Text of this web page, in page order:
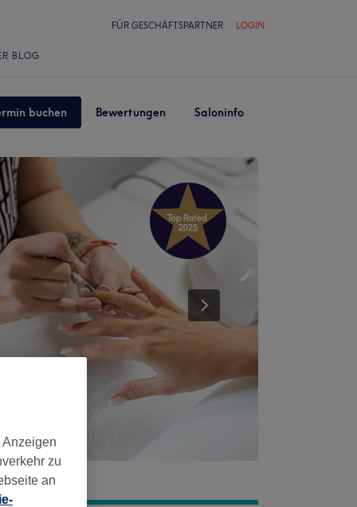
FÜR GESCHÄFTSPARTNER LOGIN
BLOG
buchen Bewertungen Saloninfo
zu
an